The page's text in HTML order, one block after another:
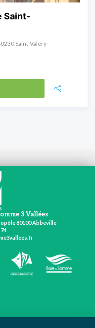
Saint-
Saint-Valery-
3 Vallées
80100 Abbeville